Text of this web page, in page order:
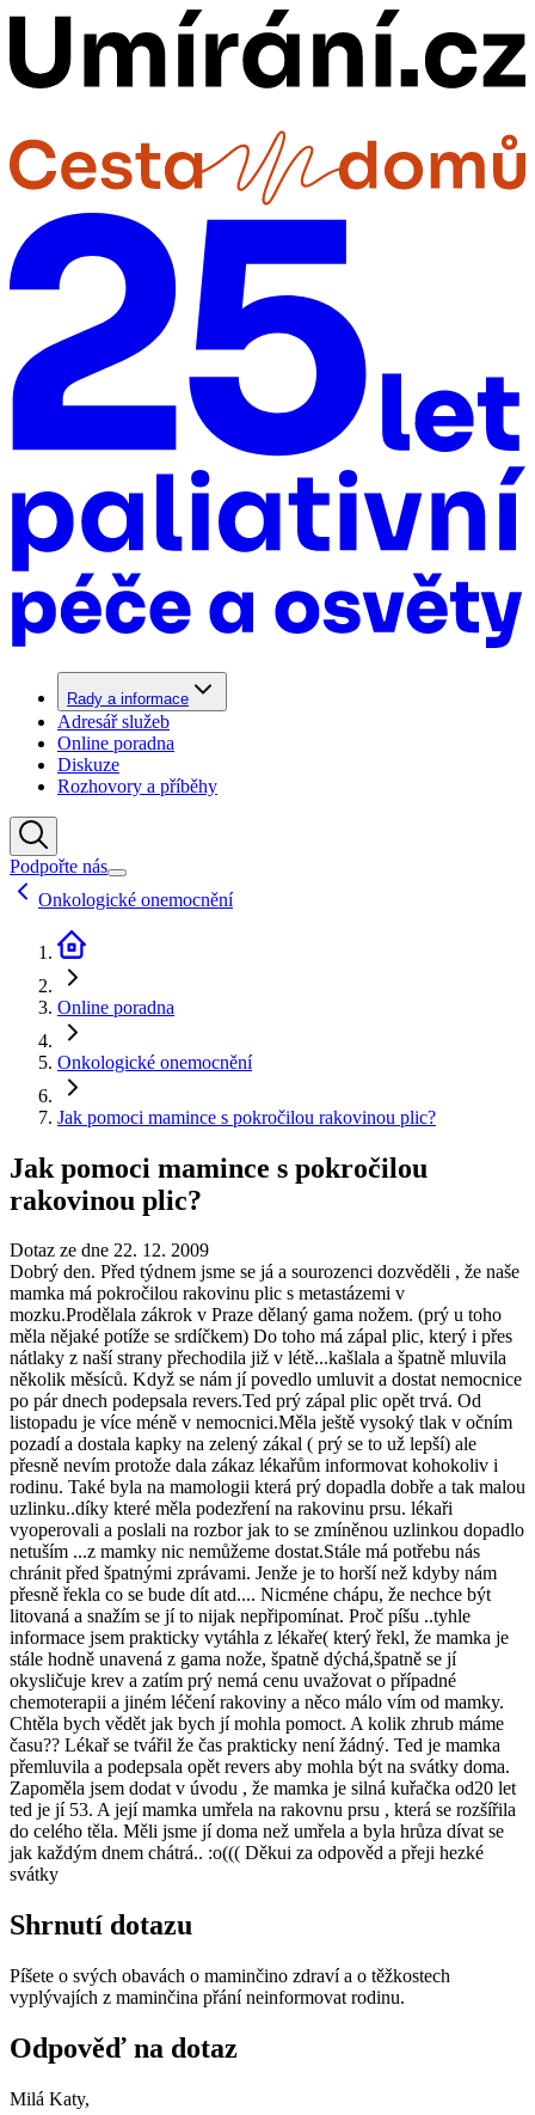
Rady a informace
Adresář služeb
Online poradna
Diskuze
Rozhovory a příběhy
Podpořte nás
Onkologické onemocnění
Online poradna
Onkologické onemocnění
Jak pomoci mamince s pokročilou rakovinou plic?
Jak pomoci mamince s pokročilou
rakovinou plic?
Dotaz ze dne 22. 12. 2009
Dobrý den. Před týdnem jsme se já a sourozenci dozvěděli , že naše
mamka má pokročilou rakovinu plic s metastázemi v
mozku.Prodělala zákrok v Praze dělaný gama nožem. (prý u toho
měla nějaké potíže se srdíčkem) Do toho má zápal plic, který i přes
nátlaky z naší strany přechodila již v létě...kašlala a špatně mluvila
několik měsíců. Když se nám jí povedlo umluvit a dostat nemocnice
po pár dnech podepsala revers.Ted prý zápal plic opět trvá. Od
listopadu je více méně v nemocnici.Měla ještě vysoký tlak v očním
pozadí a dostala kapky na zelený zákal ( prý se to už lepší) ale
přesně nevím protože dala zákaz lékařům informovat kohokoliv i
rodinu. Také byla na mamologii která prý dopadla dobře a tak malou
uzlinku..díky které měla podezření na rakovinu prsu. lékaři
vyoperovali a poslali na rozbor jak to se zmíněnou uzlinkou dopadlo
netuším ...z mamky nic nemůžeme dostat.Stále má potřebu nás
chránit před špatnými zprávami. Jenže je to horší než kdyby nám
přesně řekla co se bude dít atd.... Nicméne chápu, že nechce být
litovaná a snažím se jí to nijak nepřipomínat. Proč píšu ..tyhle
informace jsem prakticky vytáhla z lékaře( který řekl, že mamka je
stále hodně unavená z gama nože, špatně dýchá,špatně se jí
okysličuje krev a zatím prý nemá cenu uvažovat o případné
chemoterapii a jiném léčení rakoviny a něco málo vím od mamky.
Chtěla bych vědět jak bych jí mohla pomoct. A kolik zhrub máme
času?? Lékař se tvářil že čas prakticky není žádný. Ted je mamka
přemluvila a podepsala opět revers aby mohla být na svátky doma.
Zapoměla jsem dodat v úvodu , že mamka je silná kuřačka od20 let
ted je jí 53. A její mamka umřela na rakovnu prsu , která se rozšířila
do celého těla. Měli jsme jí doma než umřela a byla hrůza dívat se
jak každým dnem chátrá.. :o((( Děkui za odpověd a přeji hezké
svátky
Shrnutí dotazu
Píšete o svých obavách o maminčino zdraví a o těžkostech
vyplývajích z maminčina přání neinformovat rodinu.
Odpověď na dotaz
Milá Katy,